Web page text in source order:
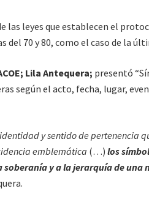
las leyes que establecen el
del 70 y 80, como el caso de la
Lila Antequera; presentó
según el acto, fecha, lugar,
y sentido de pertenencia
emblemática (…) los
y a la jerarquía de una